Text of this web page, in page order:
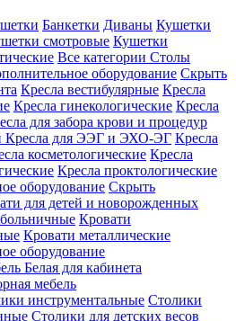
Банкетки Диваны Кушетки
смотровые Кушетки
Все категории Столы
оборудование Скрыть
Кресла вестибулярные Кресла
Кресла гинекологические Кресла
для забора крови и процедур
Кресла для ЭЭГ и ЭХО-ЭГ Кресла
косметологические Кресла
Кресла проктологические
оборудование Скрыть
для детей и новорожденных
Кровати
Кровати металлические
оборудование
Белая для кабинета
мебель
инструментальные Столики
Столики для детских весов